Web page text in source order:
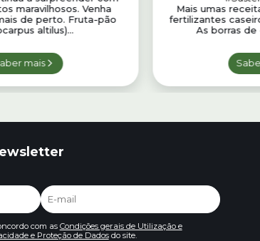
maravilhosos. Venha
de perto. Fruta-pão
altilus)...
mais
Mais umas
fertilizantes
As borras de
com as Condições gerais de Utilização e
e Proteção de Dadosdo site.